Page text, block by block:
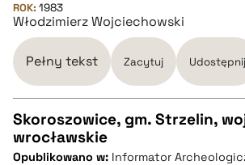
pobierz cytat
pobierz cytat
ROK: 1983
Włodzimierz Wojciechowski
Pełny tekst Zacytuj Udostępnij
CZYSTY TEKST
Skoroszowice, gm. Strzelin,
wrocławskie
Opublikowano w: Informator